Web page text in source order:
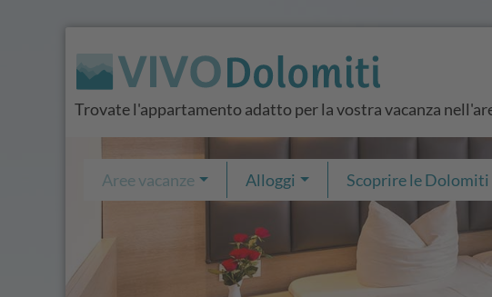
Trovate l'appartamento adatto per la vostra vacanza
Aree vacanze Alloggi Scoprire le Dolomiti